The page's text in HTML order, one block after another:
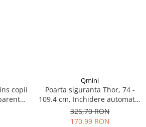
copii
Qmini
Poarta siguranta Thor, 74 -
109.4 cm, Inchidere automata,
Sistem dublu de blocare, Otel
326,70 RON
170,99 RON